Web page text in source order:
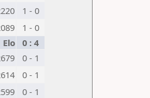
1 - 0
1 - 0
Elo 0 : 4
0 - 1
0 - 1
0 - 1